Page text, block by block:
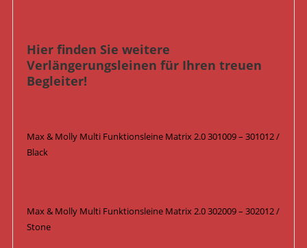
Hier finden Sie weitere
Verlängerungsleinen für Ihren treuen
Begleiter!
Max & Molly Multi Funktionsleine Matrix 2.0 301009 – 301012 /
Black
Max & Molly Multi Funktionsleine Matrix 2.0 302009 – 302012 /
Stone